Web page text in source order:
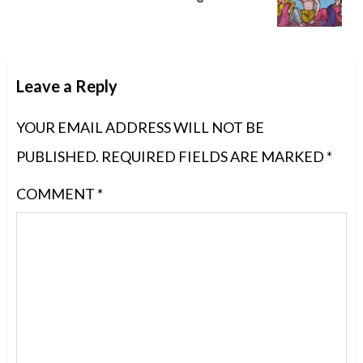
Leave a Reply
YOUR EMAIL ADDRESS WILL NOT BE
PUBLISHED. REQUIRED FIELDS ARE MARKED *
COMMENT *